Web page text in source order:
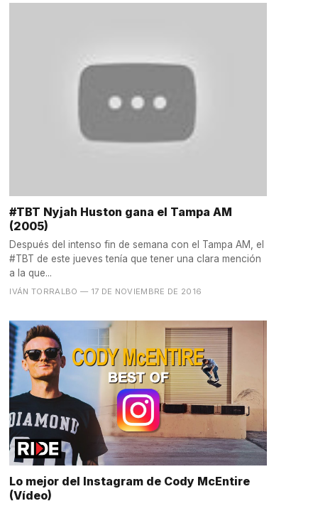
#TBT Nyjah Huston gana el Tampa AM
(2005)
Después del intenso fin de semana con el Tampa AM, el
#TBT de este jueves tenía que tener una clara mención
a la que...
IVÁN TORRALBO — 17 DE NOVIEMBRE DE 2016
Lo mejor del Instagram de Cody McEntire
(Vídeo)